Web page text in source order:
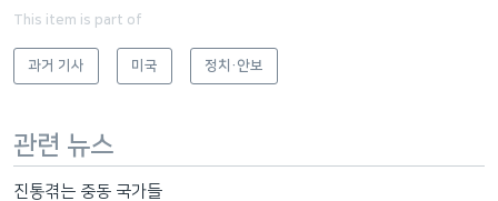
This item is part of
과거 기사 미국 정치·안보
관련 뉴스
진통겪는 중동 국가들